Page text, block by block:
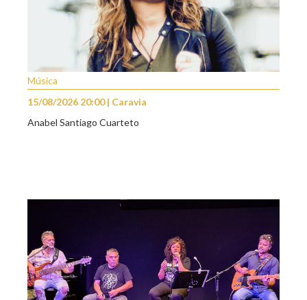
Música
15/08/2026 20:00 | Caravia
Anabel Santiago Cuarteto